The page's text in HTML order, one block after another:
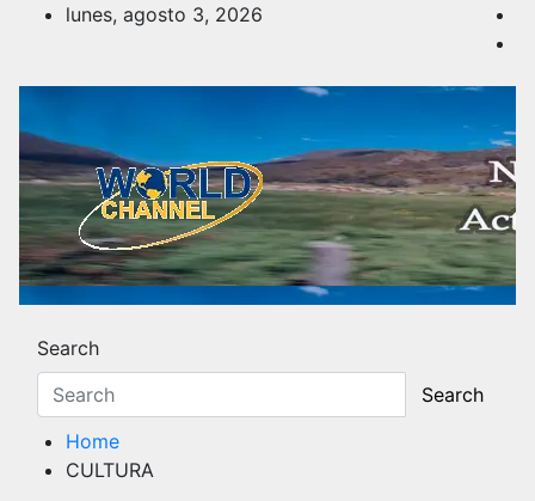
lunes, agosto 3, 2026
Noticias y Actualidad
Search
Search
Home
CULTURA